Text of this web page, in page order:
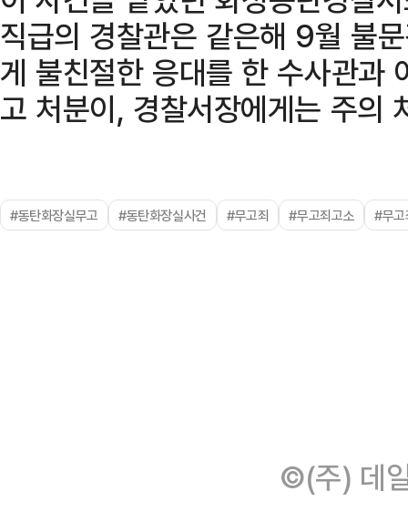
직급의 경찰관은 같은해 9월 불
게 불친절한 응대를 한 수사관과
고 처분이, 경찰서장에게는 주의
#동탄화장실무고 #동탄화장실사건 #무고죄 #무고죄고소 #무고
©(주) 데